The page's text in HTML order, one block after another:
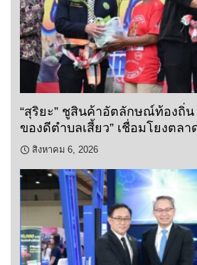
“สุริยะ” ชูสินค้าอัตลักษณ์ท้องถิ่น
ของดีตำบลเสี้ยว” เชื่อมโยงตลา
สิงหาคม 6, 2026